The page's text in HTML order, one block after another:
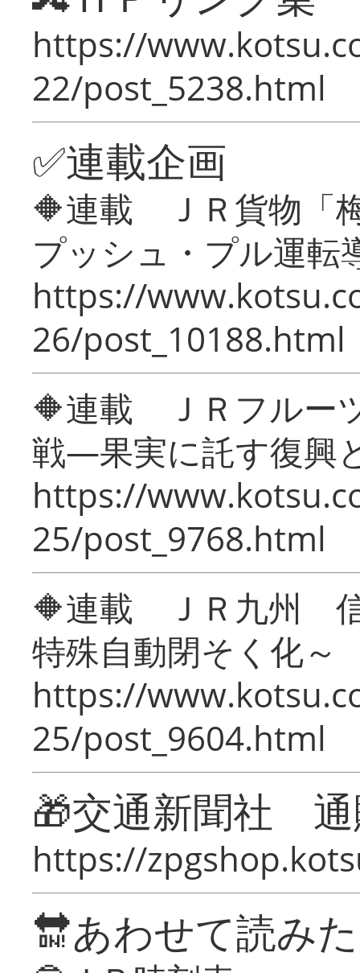
https://
22/post_5238.html
✅連載企画
🔶連載 ＪＲ貨物「
プッシュ・プル運転
https://
26/post_10188.html
🔶連載 ＪＲフルー
戦―果実に託す復興
https://
25/post_9768.html
🔶連載 ＪＲ九州 信
特殊自動閉そく化～
https://
25/post_9604.html
🎁交通新聞社
https://
🔛あわせて読み